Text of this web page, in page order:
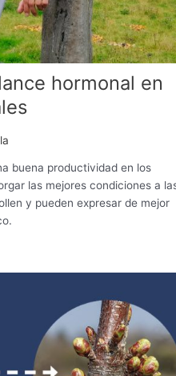
hormonal en
buena productividad en los
las mejores condiciones a
y pueden expresar de mejor